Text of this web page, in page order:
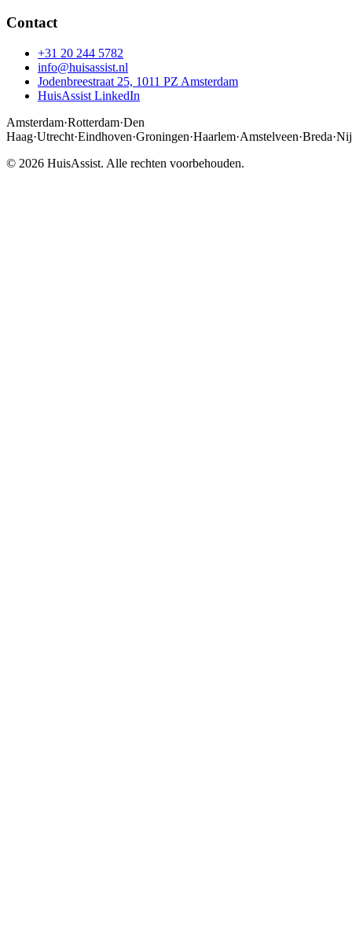
Contact
+31 20 244 5782
info@huisassist.nl
Jodenbreestraat 25, 1011 PZ Amsterdam
HuisAssist LinkedIn
Amsterdam·Rotterdam·Den
Haag·Utrecht·Eindhoven·Groningen·Haarlem·Amstelveen·Breda·
© 2026 HuisAssist. Alle rechten voorbehouden.